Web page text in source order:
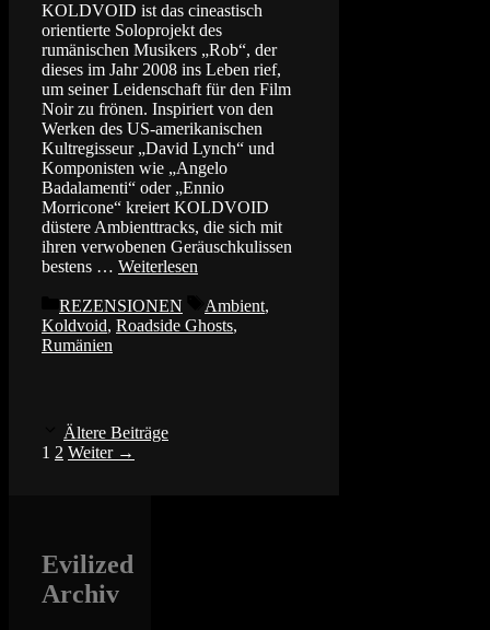
KOLDVOID ist das cineastisch
orientierte Soloprojekt des
rumänischen Musikers „Rob“, der
dieses im Jahr 2008 ins Leben rief,
um seiner Leidenschaft für den Film
Noir zu frönen. Inspiriert von den
Werken des US-amerikanischen
Kultregisseur „David Lynch“ und
Komponisten wie „Angelo
Badalamenti“ oder „Ennio
Morricone“ kreiert KOLDVOID
düstere Ambienttracks, die sich mit
ihren verwobenen Geräuschkulissen
bestens … Weiterlesen
Kategorien
REZENSIONEN Schlagwörter
Ambient,
Koldvoid, Roadside Ghosts,
Rumänien
Ältere Beiträge
Seite
1 Seite
2 Weiter →
Evilized
Archiv